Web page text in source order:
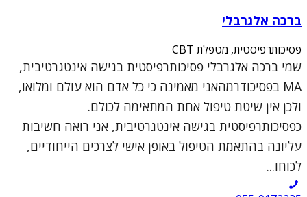
ברכה אלגרבלי
פסיכותרפיסטית, מטפלת CBT
שמי ברכה אלגרבלי פסיכותרפיסטית בגישה אינטגרטיבית,
MA בפסיכודרמהאני מאמינה כי כל אדם הוא עולם ומלואו,
ולכן אין שיטת טיפול אחת המתאימה לכולם.
כפסיכותרפיסטית בגישה אינטגרטיבית, אני רואה חשיבות
עליונה בהתאמת הטיפול באופן אישי לצרכים הייחודיים,
לכוחו...